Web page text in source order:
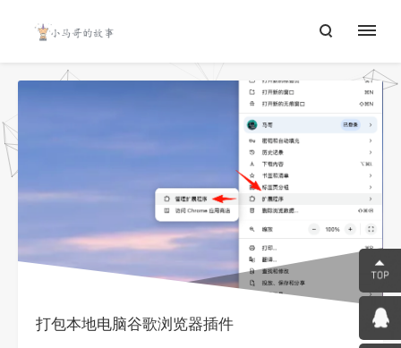
打包本地电脑谷歌浏览器插件